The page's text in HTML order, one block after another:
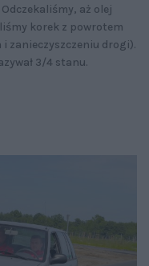
aż olej
korek z powrotem
zanieczyszczeniu drogi).
3/4 stanu.